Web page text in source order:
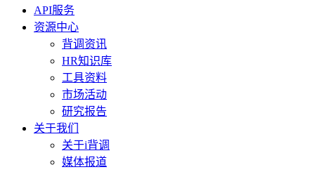
API服务
资源中心
背调资讯
HR知识库
工具资料
市场活动
研究报告
关于我们
关于i背调
媒体报道